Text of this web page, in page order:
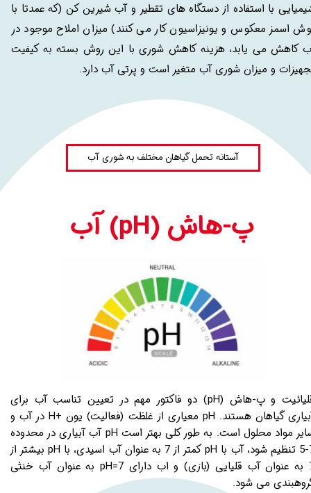
آستانه تحمل گیاهان مختلف به شوری آب
با استفاده از دستگاه های تقطیر و آب شیرین کن (که عمدتا با
اسمز معکوس و یونیزاسیون کار می کنند) میزان املاح موجود در
کاهش می یابد، هزینه کاهش شوری با این روش بسته به کیفیت
و میزان شوری آب متغیر است و پرتی آب دارد.​​​​​​​
پ-هاش (pH) آب
قلیائیت و پ-هاش (pH) دو فاکتور مهم در تعیین تناسب آب برای
آبیاری گیاهان هستند. pH معیاری از غلظت (فعالیت) یون +H در آب و
سایر مواد محلول است. به طور کلی بهتر است pH آب آبیاری در محدوده
7-5 تنظیم شود، آب با pH کمتر از 7 به عنوان آب اسیدی، با pH بیشتر از
7 به عنوان آب قلیایی (بازی) و اب دارای pH=7 به عنوان آب خنثی
می شود.